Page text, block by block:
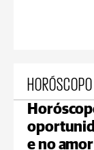
HORÓSCOPO
e no